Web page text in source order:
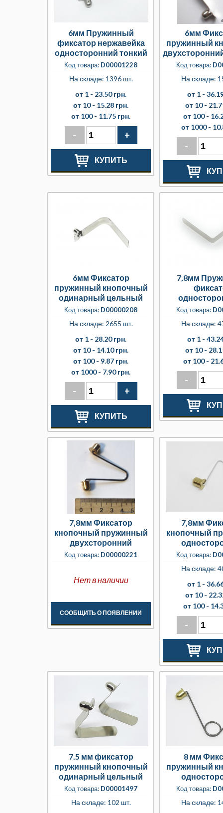
6мм Пружинный
фиксатор нержавейка
односторонний тонкий
(0,4мм)
Код товара: D00001228
На складе: 1396 шт.
от 1 - 23.50 грн.
от 10 - 15.28 грн.
от 100 - 11.75 грн.
- +
КУПИТЬ
6мм
пружинный
Код товара:
На складе:
от 1 -
от 10 -
от 100 -
от 1000 -
-
6мм Фиксатор
пружинный кнопочный
одинарный цельный
Код товара: D00000208
На складе: 2655 шт.
от 1 - 28.20 грн.
от 10 - 14.10 грн.
от 100 - 9.87 грн.
от 1000 - 7.90 грн.
- +
КУПИТЬ
7,8мм
полнотелой
Код товара:
На складе:
от 1 -
от 10 -
от 100 -
-
7,8мм Фиксатор
кнопочный пружинный
двухсторонний
разборный
Код товара: D00000221
Нет в наличии
СООБЩИТЬ О ПОЯВЛЕНИИ
7,8мм
кнопочный
Код товара:
На складе:
от 1 -
от 10 -
от 100 -
-
7.5 мм фиксатор
пружинный кнопочный
одинарный цельный
Код товара: D00001497
На складе: 102 шт.
8 мм
пружинный
Код товара:
На складе: